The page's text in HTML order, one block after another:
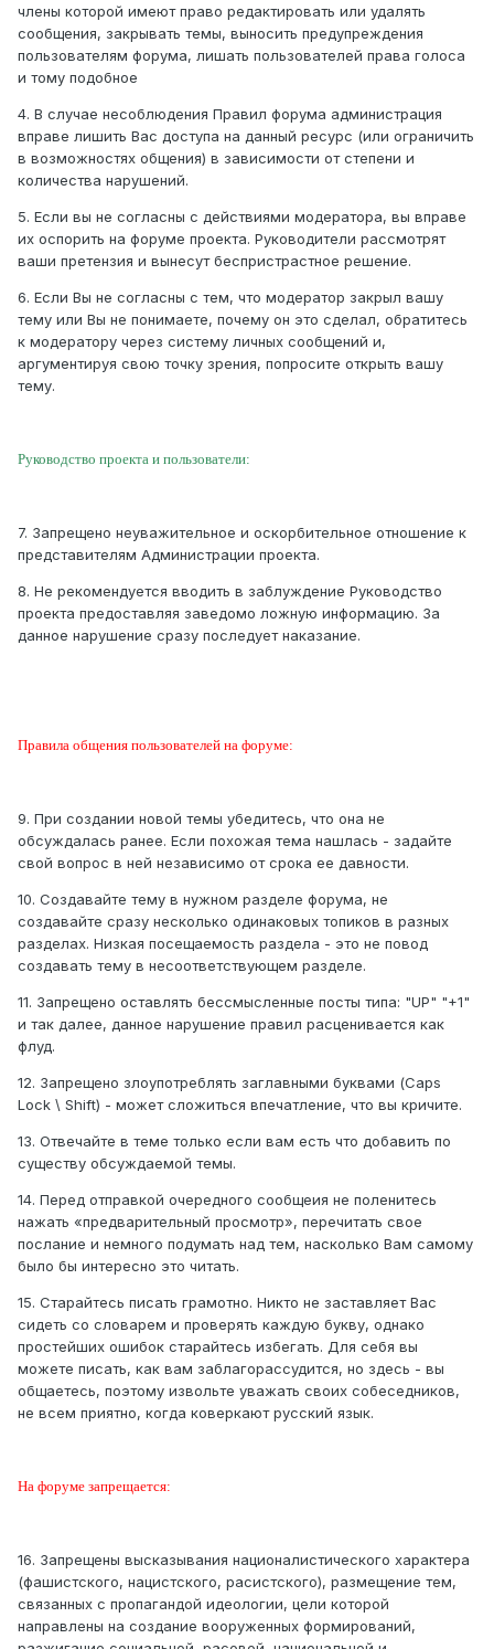
члены которой имеют право редактировать или удалять
сообщения, закрывать темы, выносить предупреждения
пользователям форума, лишать пользователей права голоса
и тому подобное
4. В случае несоблюдения Правил форума администрация
вправе лишить Вас доступа на данный ресурс (или ограничить
в возможностях общения) в зависимости от степени и
количества нарушений.
5. Если вы не согласны с действиями модератора, вы вправе
их оспорить на форуме проекта. Руководители рассмотрят
ваши претензия и вынесут беспристрастное решение.
6. Если Вы не согласны с тем, что модератор закрыл вашу
тему или Вы не понимаете, почему он это сделал, обратитесь
к модератору через систему личных сообщений и,
аргументируя свою точку зрения, попросите открыть вашу
тему.
Руководство проекта и пользователи:
7. Запрещено неуважительное и оскорбительное отношение к
представителям Администрации проекта.
8. Не рекомендуется вводить в заблуждение Руководство
проекта предоставляя заведомо ложную информацию. За
данное нарушение сразу последует наказание.
Правила общения пользователей на форуме:
9. При создании новой темы убедитесь, что она не
обсуждалась ранее. Если похожая тема нашлась - задайте
свой вопрос в ней независимо от срока ее давности.
10. Создавайте тему в нужном разделе форума, не
создавайте сразу несколько одинаковых топиков в разных
разделах. Низкая посещаемость раздела - это не повод
создавать тему в несоответствующем разделе.
11. Запрещено оставлять бессмысленные посты типа: "UP" "+1"
и так далее, данное нарушение правил расценивается как
флуд.
12. Запрещено злоупотреблять заглавными буквами (Caps
Lock \ Shift) - может сложиться впечатление, что вы кричите.
13. Отвечайте в теме только если вам есть что добавить по
существу обсуждаемой темы.
14. Перед отправкой очередного сообщеия не поленитесь
нажать «предварительный просмотр», перечитать свое
послание и немного подумать над тем, насколько Вам самому
было бы интересно это читать.
15. Старайтесь писать грамотно. Никто не заставляет Вас
сидеть со словарем и проверять каждую букву, однако
простейших ошибок старайтесь избегать. Для себя вы
можете писать, как вам заблагорассудится, но здесь - вы
общаетесь, поэтому извольте уважать своих собеседников,
не всем приятно, когда коверкают русский язык.
На форуме запрещается:
16. Запрещены высказывания националистического характера
(фашистского, нацистского, расистского), размещение тем,
связанных с пропагандой идеологии, цели которой
направлены на создание вооруженных формирований,